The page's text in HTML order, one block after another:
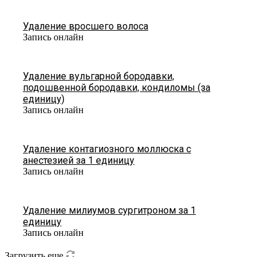
Удаление вросшего волоса
Запись онлайн
Удаление вульгарной бородавки,
подошвенной бородавки, кондиломы (за
единицу)
Запись онлайн
Удаление контагиозного моллюска с
анестезией за 1 единицу
Запись онлайн
Удаление милиумов сургитроном за 1
единицу
Запись онлайн